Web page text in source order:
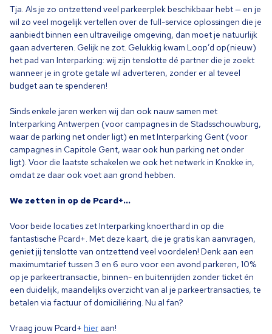
Tja. Als je zo ontzettend veel parkeerplek beschikbaar hebt — en je
wil zo veel mogelijk vertellen over de full-service oplossingen die je
aanbiedt binnen een ultraveilige omgeving, dan moet je natuurlijk
gaan adverteren. Gelijk ne zot. Gelukkig kwam Loop’d op(nieuw)
het pad van Interparking: wij zijn tenslotte dé partner die je zoekt
wanneer je in grote getale wil adverteren, zonder er al teveel
budget aan te spenderen!
Sinds enkele jaren werken wij dan ook nauw samen met
Interparking Antwerpen (voor campagnes in de Stadsschouwburg,
waar de parking net onder ligt) en met Interparking Gent (voor
campagnes in Capitole Gent, waar ook hun parking net onder
ligt). Voor die laatste schakelen we ook het netwerk in Knokke in,
omdat ze daar ook voet aan grond hebben.
We zetten in op de Pcard+…
Voor beide locaties zet Interparking knoerthard in op die
fantastische Pcard+. Met deze kaart, die je gratis kan aanvragen,
geniet jij tenslotte van ontzettend veel voordelen! Denk aan een
maximumtarief tussen 3 en 6 euro voor een avond parkeren, 10%
op je parkeertransactie, binnen- en buitenrijden zonder ticket én
een duidelijk, maandelijks overzicht van al je parkeertransacties, te
betalen via factuur of domiciliëring. Nu al fan?
Vraag jouw Pcard+ hier aan!